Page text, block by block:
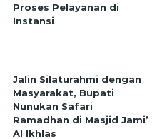
Proses Pelayanan di
Instansi
Jalin Silaturahmi dengan
Masyarakat, Bupati
Nunukan Safari
Ramadhan di Masjid Jami’
Al Ikhlas